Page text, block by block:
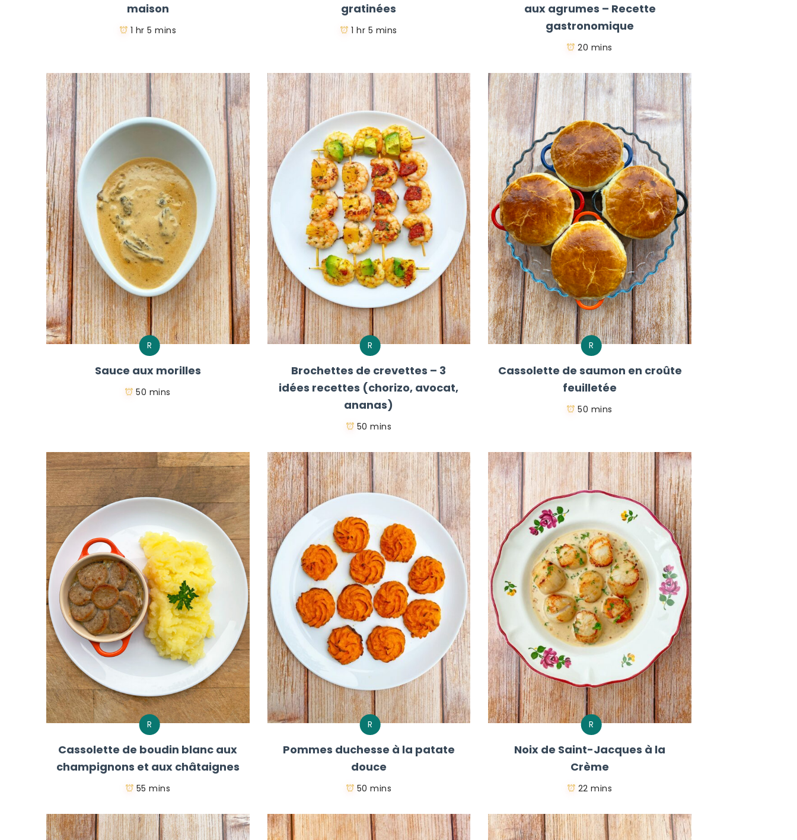
maison
1 hr 5 mins
gratinées
1 hr 5 mins
aux agrumes – Recette
gastronomique
20 mins
R
Sauce aux morilles
50 mins
R
Brochettes de crevettes – 3
idées recettes (chorizo, avocat,
ananas)
50 mins
R
Cassolette de saumon en croûte
feuilletée
50 mins
R
Cassolette de boudin blanc aux
champignons et aux châtaignes
55 mins
R
Pommes duchesse à la patate
douce
50 mins
R
Noix de Saint-Jacques à la
Crème
22 mins